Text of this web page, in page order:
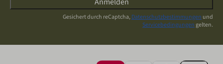
Gesichert durch reCaptcha,Datenschutzbestimmungen und
Servicebedingungengelten.